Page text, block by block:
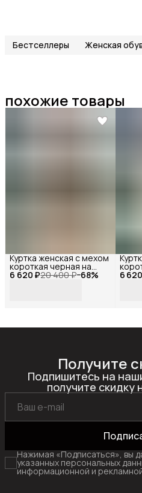
Бестселлеры Женская
похожие товары
6 620 ₽20 400 ₽−68%
Куртка женская с мехом
короткая черная на
молнии, Reversal, YDP- 6
Получите
Подпишитесь на
получите скидку
Нажимая «Подписаться», вы
указанных персональных
информационной и